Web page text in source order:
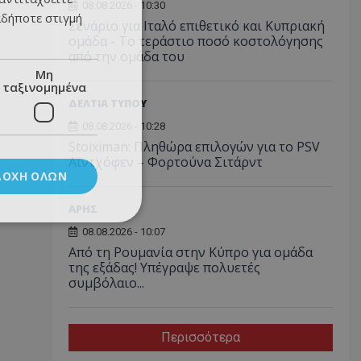
08.08.2026 - 10:30
Σενάριο για Ιταλό επιθετικό και Κυπριακή
ομάδα - Το τεράστιο ποσό κοστολόγησης
από την ομάδα του
ΔΕΛΤΙΑ ΤΥΠΟΥ
08.08.2026 - 10:28
Stoiximan: Πληθώρα επιλογών για το PSV
Αϊντχόφεν – Φορτούνα Σιτάρντ
08.08.2026 - 10:07
Από τη Ρουμανία στην Κύπρο για ομάδα
της εξάδας! Υπέγραψε πολυετές
συμβόλαιο...
Περισσότερα
στιγμή
Μη
ταξινομημένα
ΌΛΩΝ